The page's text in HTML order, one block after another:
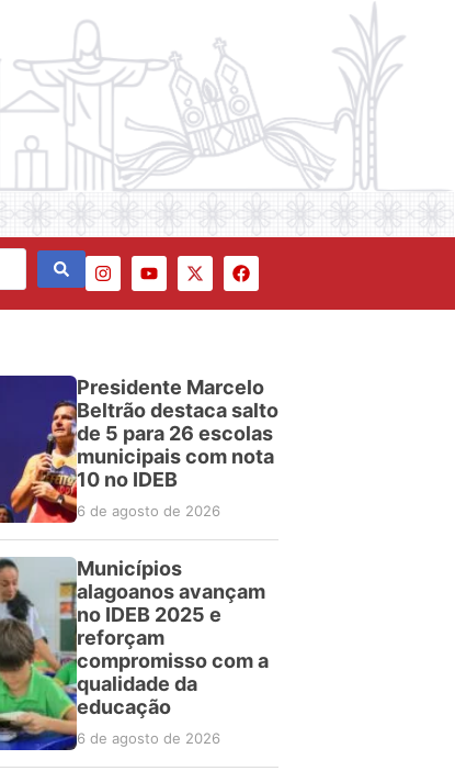
Presidente Marcelo
Beltrão destaca salto
de 5 para 26 escolas
municipais com nota
10 no IDEB
6 de agosto de 2026
Municípios
alagoanos avançam
no IDEB 2025 e
reforçam
compromisso com a
qualidade da
educação
6 de agosto de 2026